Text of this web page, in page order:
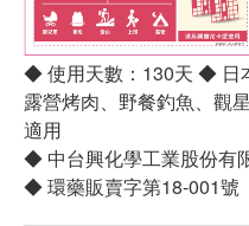
◆ 使用天數：130天 ◆ 日
露營烤肉、野餐釣魚、觀
適用
◆ 中台興化學工業股份有
◆ 環藥販賣字第18-001號